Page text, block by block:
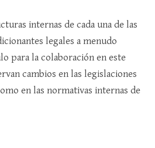
internas de cada una de las
legales a menudo
para la colaboración en este
cambios en las legislaciones
en las normativas internas de